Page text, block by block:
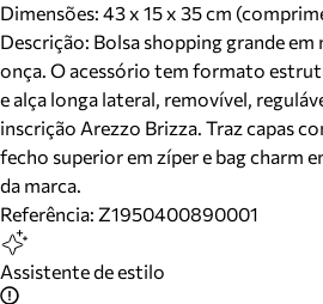
Dimensões: 43 x 15 x 35 cm
Descrição: Bolsa shopping grande
onça. O acessório tem formato
e alça longa lateral, removível,
inscrição Arezzo Brizza. Traz capas
fecho superior em zíper e bag charm
da marca.
Referência: Z1950400890001
Assistente de estilo